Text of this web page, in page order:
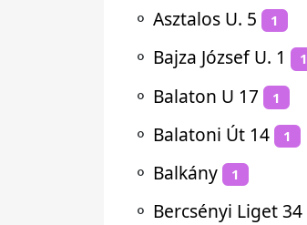
⚬ Asztalos U. 5 1
⚬ Bajza József U. 1 1
⚬ Balaton U 17 1
⚬ Balatoni Út 14 1
⚬ Balkány 1
⚬ Bercsényi Liget 34